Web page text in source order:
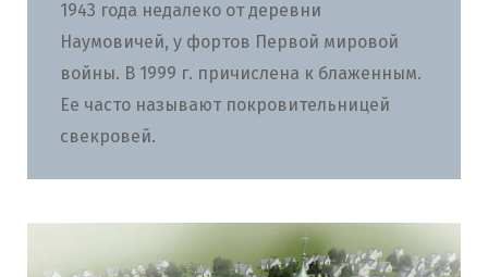
1943 года недалеко от деревни
Наумовичей, у фортов Первой мировой
войны. В 1999 г. причислена к блаженным.
Ее часто называют покровительницей
свекровей.